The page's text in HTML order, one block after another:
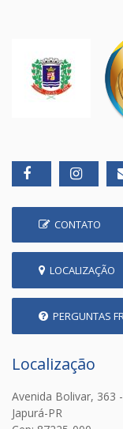
CONTATO
LOCALIZAÇÃO
PERGUNTAS
Localização
Avenida Bolivar, 363
Japurá-PR